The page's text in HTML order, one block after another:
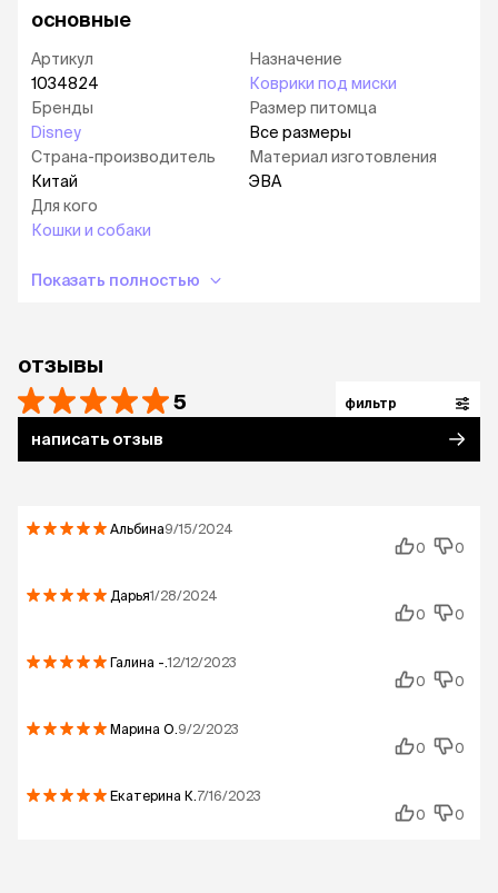
основные
Артикул
1034824
Бренды
Disney
Страна-производитель
Китай
Для кого
Кошки и собаки
Назначение
Коврики под миски
Размер питомца
Все размеры
Материал изготовления
ЭВА
Показать полностью
отзывы
5 фильтр
написать отзыв
Альбина9/15/2024
0
0
Дарья1/28/2024
0
0
Галина -.12/12/2023
0
0
Марина О. 9/2/2023
0
0
Екатерина К. 7/16/2023
0
0